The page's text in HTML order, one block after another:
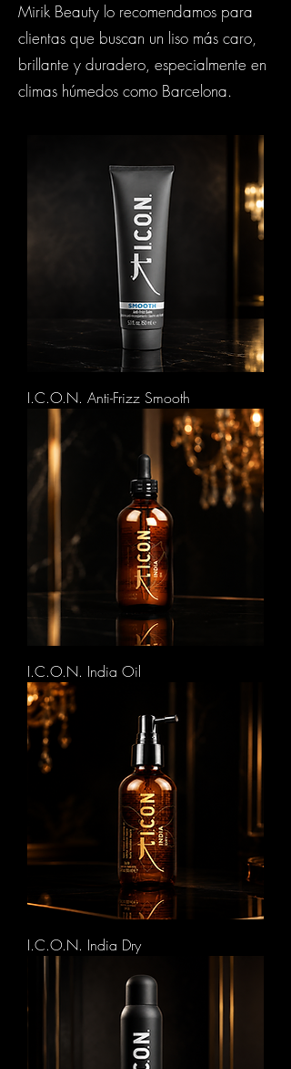
Mirik Beauty lo recomendamos para
clientas que buscan un liso más caro,
brillante y duradero, especialmente en
climas húmedos como Barcelona.
I.C.O.N. Anti-Frizz Smooth
I.C.O.N. India Oil
I.C.O.N. India Dry